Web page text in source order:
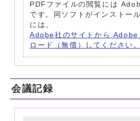
PDFファイルの閲覧には
です。同ソフトがインストー
には、
Adobe社のサイトから
ロード（無償）してください。
会議記録